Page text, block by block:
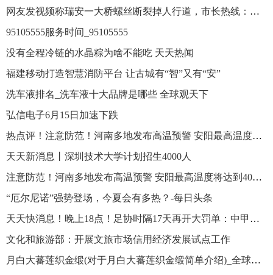
网友发视频称瑞安一大桥螺丝断裂掉人行道，市长热线：转交相关部门检修处理|天天报资讯
95105555服务时间_95105555
没有全程冷链的水晶粽为啥不能吃 天天热闻
福建移动打造智慧消防平台 让古城有“智”又有“安”
洗车液排名_洗车液十大品牌是哪些 全球观天下
弘信电子6月15日加速下跌
热点评！注意防范！河南多地发布高温预警 安阳最高温度将达到40℃以上
天天新消息丨深圳技术大学计划招生4000人
注意防范！河南多地发布高温预警 安阳最高温度将达到40℃以上
“厄尔尼诺”强势登场，今夏会有多热？-每日头条
天天快消息！晚上18点！足协时隔17天再开大罚单：中甲球员凌空连环踢还装无辜
文化和旅游部：开展文旅市场信用经济发展试点工作
月白大蕃莲织金缎(对于月白大蕃莲织金缎简单介绍)_全球热推荐